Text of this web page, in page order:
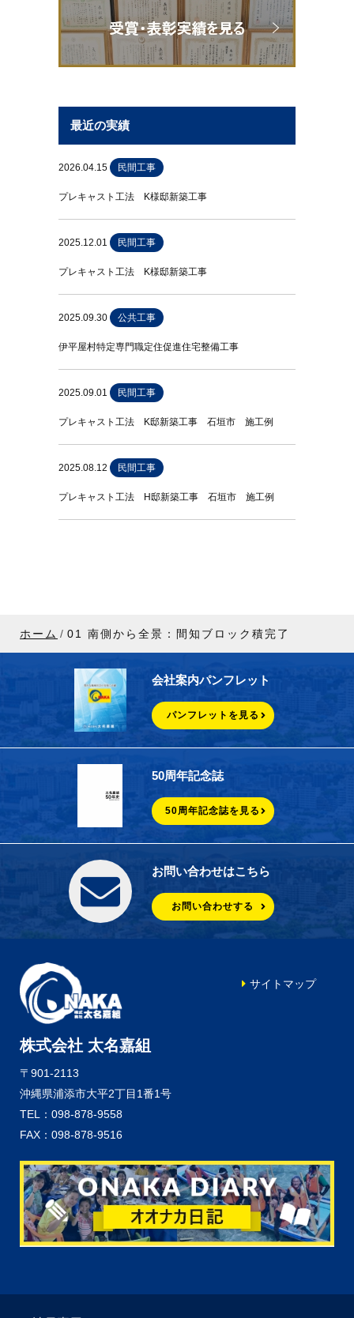
最近の実績
2026.04.15 民間工事
プレキャスト工法 K様邸新築工事
2025.12.01 民間工事
プレキャスト工法 K様邸新築工事
2025.09.30 公共工事
伊平屋村特定専門職定住促進住宅整備工事
2025.09.01 民間工事
プレキャスト工法 K邸新築工事 石垣市 施工例
2025.08.12 民間工事
プレキャスト工法 H邸新築工事 石垣市 施工例
ホーム 01 南側から全景：間知ブロック積完了
会社案内パンフレット
パンフレットを見る
50周年記念誌
50周年記念誌を見る
お問い合わせはこちら
お問い合わせする
株式会社 太名嘉組
〒901-2113
沖縄県浦添市大平2丁目1番1号
TEL：098-878-9558
FAX：098-878-9516
サイトマップ